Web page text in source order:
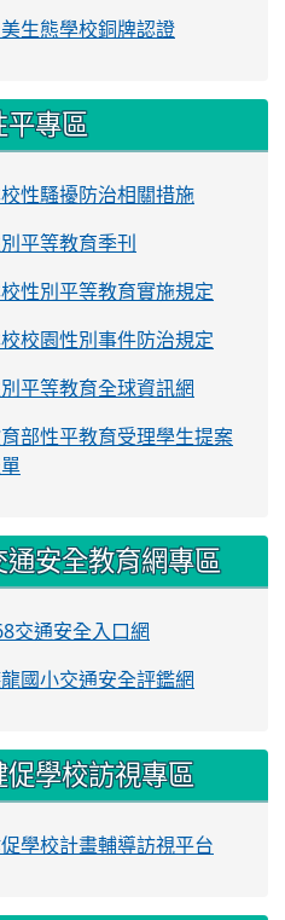
生態學校銅牌認證
平專區
性騷擾防治相關措施
平等教育季刊
性別平等教育實施規定
校園性別事件防治規定
平等教育全球資訊網
部性平教育受理學生提案
通安全教育網專區
交通安全入口網
國小交通安全評鑑網
促學校訪視專區
學校計畫輔導訪視平台